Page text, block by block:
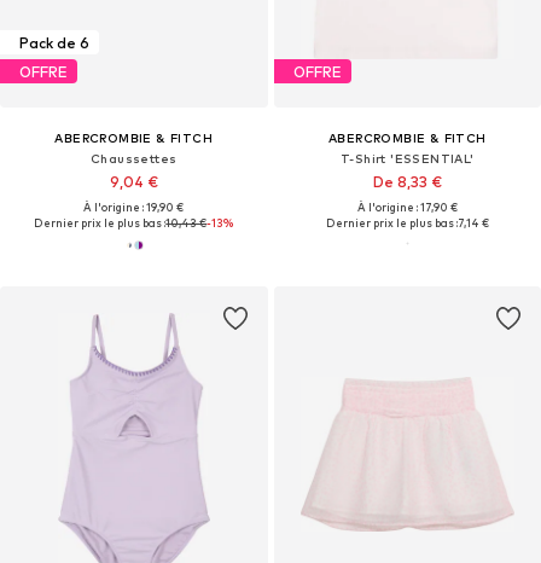
Pack de 6
OFFRE
ABERCROMBIE & FITCH
Chaussettes
9,04 €
À l'origine : 19,90 €
Dernier prix le plus bas :10,43 €-13%
OFFRE
ABERCROMBIE & FITCH
T-Shirt 'ESSENTIAL'
De 8,33 €
À l'origine : 17,90 €
Dernier prix le plus bas :7,14 €